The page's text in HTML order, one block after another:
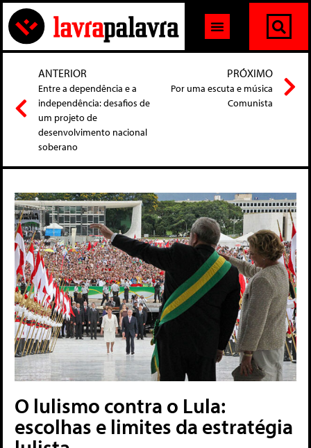
ANTERIOR
Entre a dependência e a
independência: desafios de
um projeto de
desenvolvimento nacional
soberano
PRÓXIMO
Por uma escuta e música
Comunista
O lulismo contra o Lula:
escolhas e limites da estratégia